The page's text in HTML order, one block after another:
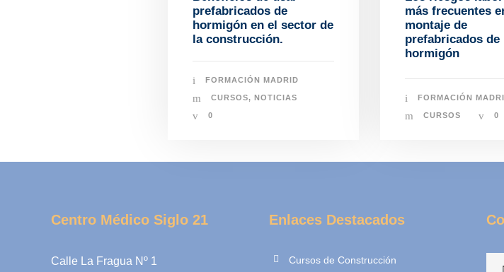
prefabricados de
hormigón en el sector de
la construcción.
FORMACIÓN MADRID
CURSOS, NOTICIAS
0
más frecuentes
montaje de
prefabricados de
hormigón
FORMACIÓN
CURSOS 0
Centro Médico Siglo 21
Calle La Fragua Nº 1
Enlaces Destacados
Cursos de Construcción